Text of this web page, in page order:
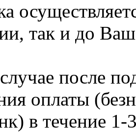
так и до
после
оплаты
в течение